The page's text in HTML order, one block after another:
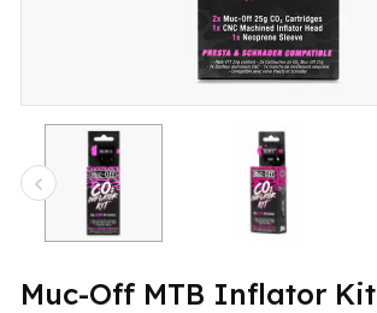
Muc-Off MTB Inflator Kit